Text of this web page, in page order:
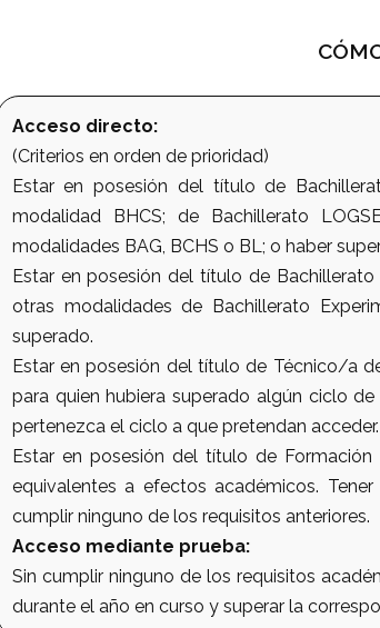
Acceso directo:
(Criterios en orden de prioridad)
Estar en posesión del título de
modalidad BHCS; de Bachillerato
modalidades BAG, BCHS o BL; o haber
Estar en posesión del título de
otras modalidades de Bachillerato
superado.
Estar en posesión del título de Técnico/a
para quien hubiera superado algún ciclo
pertenezca el ciclo a que pretendan acceder.
Estar en posesión del título de
equivalentes a efectos académicos.
cumplir ninguno de los requisitos anteriores.
Acceso mediante prueba:
Sin cumplir ninguno de los requisitos
durante el año en curso y superar la